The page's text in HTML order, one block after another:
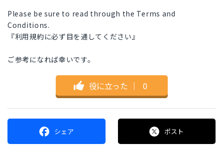
Please be sure to read through the Terms and
Conditions.
『利用規約に必ず目を通してください』
ご参考になれば幸いです。
役に立った ｜ 0
シェア ポスト